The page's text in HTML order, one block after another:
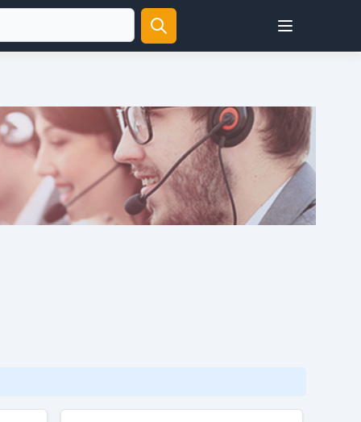
Open user menu